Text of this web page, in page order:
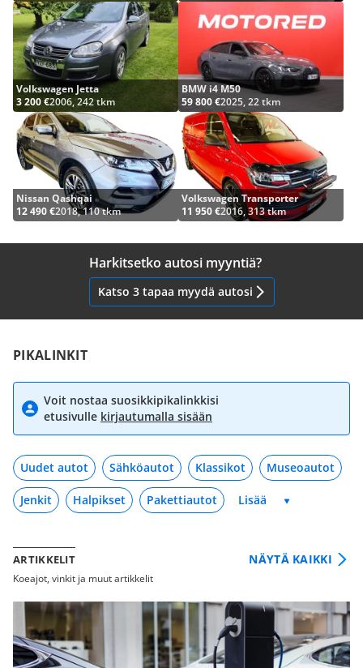
Volkswagen Jetta
3 200 €2006, 242 tkm
BMW i4 M50
59 800 €2025, 22 tkm
Nissan Qashqai
12 490 €2018, 110 tkm
Volkswagen Transporter
11 950 €2016, 313 tkm
Harkitsetko autosi myyntiä?
Katso 3 tapaa myydä autosi
PIKALINKIT
Voit nostaa suosikkipikalinkkisi
etusivulle kirjautumalla sisään
Uudet autot Sähköautot Klassikot Museoautot
Jenkit Halpikset Pakettiautot
ARTIKKELIT NÄYTÄ KAIKKI
Koeajot, vinkit ja muut artikkelit